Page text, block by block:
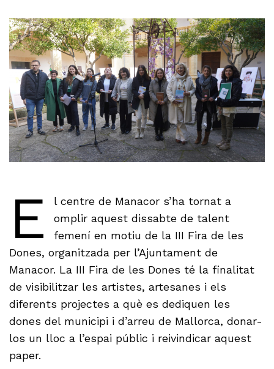
E
l centre de Manacor s’ha tornat a
omplir aquest dissabte de talent
femení en motiu de la III Fira de les
Dones, organitzada per l’Ajuntament de
Manacor. La III Fira de les Dones té la finalitat
de visibilitzar les artistes, artesanes i els
diferents projectes a què es dediquen les
dones del municipi i d’arreu de Mallorca, donar-
los un lloc a l’espai públic i reivindicar aquest
paper.